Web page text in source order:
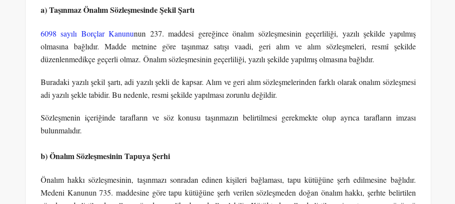
a) Taşınmaz Önalım Sözleşmesinde Şekil Şartı
6098 sayılı Borçlar Kanununun 237. maddesi gereğince önalım sözleşmesinin geçerliliği, yazılı şekilde yapılmış
olmasına bağlıdır. Madde metnine göre taşınmaz satışı vaadi, geri alım ve alım sözleşmeleri, resmî şekilde
düzenlenmedikçe geçerli olmaz. Önalım sözleşmesinin geçerliliği, yazılı şekilde yapılmış olmasına bağlıdır.
Buradaki yazılı şekil şartı, adi yazılı şekli de kapsar. Alım ve geri alım sözleşmelerinden farklı olarak onalım sözleşmesi
adi yazılı şekle tabidir. Bu nedenle, resmi şekilde yapılması zorunlu değildir.
Sözleşmenin içeriğinde tarafların ve söz konusu taşınmazın belirtilmesi gerekmekte olup ayrıca tarafların imzası
bulunmalıdır.
b) Önalım Sözleşmesinin Tapuya Şerhi
Önalım hakkı sözleşmesinin, taşınmazı sonradan edinen kişileri bağlaması, tapu kütüğüne şerh edilmesine bağlıdır.
Medeni Kanunun 735. maddesine göre tapu kütüğüne şerh verilen sözleşmeden doğan önalım hakkı, şerhte belirtilen